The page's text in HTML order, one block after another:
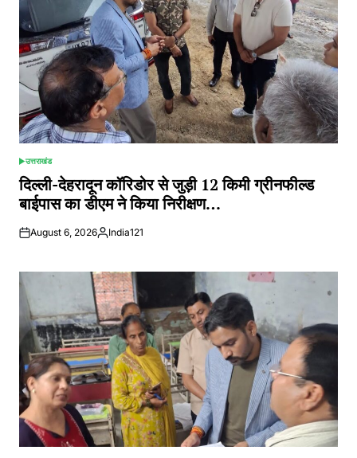
POSTED
IN
उत्तराखंड
दिल्ली-देहरादून कॉरिडोर से जुड़ी 12 किमी ग्रीनफील्ड
बाईपास का डीएम ने किया निरीक्षण…
August 6, 2026Posted
India121